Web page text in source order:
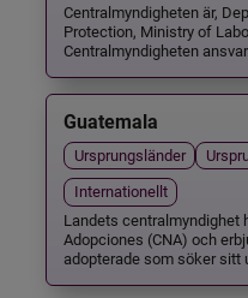
Centralmyndigheten är,
Protection, Ministry of
Centralmyndigheten
Guatemala
Ursprungsländer
Internationellt
Landets centralmyndighet
Adopciones (CNA) och
adopterade som söker sitt